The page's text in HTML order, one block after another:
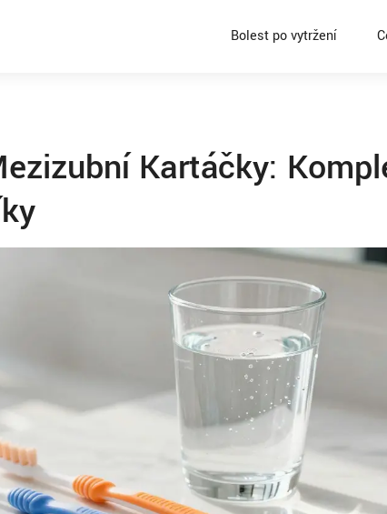
Bolest po vytržení
Kartáčky: